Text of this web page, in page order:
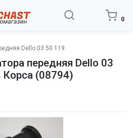
0
Dello 03 50 119
передняя Dello 03
(08794)